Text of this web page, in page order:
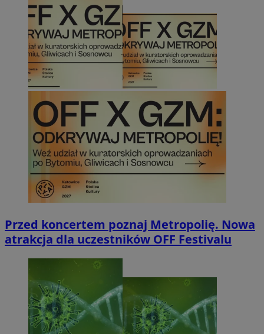
Przed koncertem poznaj Metropolię. Nowa
atrakcja dla uczestników OFF Festivalu